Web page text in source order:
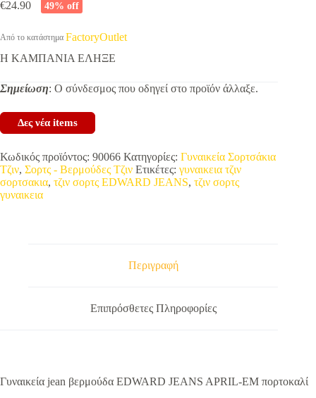
€24.90 49% off
Από το κατάστημα FactoryOutlet
Η ΚΑΜΠΑΝΙΑ ΕΛΗΞΕ
Σημείωση: Ο σύνδεσμος που οδηγεί στο προϊόν άλλαξε.
Δες νέα items
Κωδικός προϊόντος: 90066 Κατηγορίες: Γυναικεία Σορτσάκια
Τζιν, Σορτς - Βερμούδες Τζιν Ετικέτες: γυναικεια τζιν
σορτσακια, τζιν σορτς EDWARD JEANS, τζιν σορτς
γυναικεια
Περιγραφή
Επιπρόσθετες Πληροφορίες
Γυναικεία jean βερμούδα EDWARD JEANS APRIL-EM πορτοκαλί